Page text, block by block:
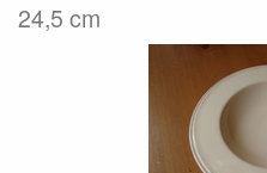
24,5 cm